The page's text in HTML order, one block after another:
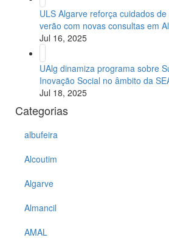
ULS Algarve reforça cuidados
verão com novas consultas em
Jul 16, 2025
UAlg dinamiza programa sobre
Inovação Social no âmbito da
Jul 18, 2025
Categorias
albufeira
Alcoutim
Algarve
Almancil
AMAL